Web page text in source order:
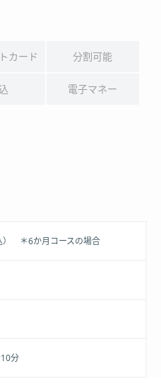
カード 分割可能
電子マネー
） ＊6か月コースの場合
分